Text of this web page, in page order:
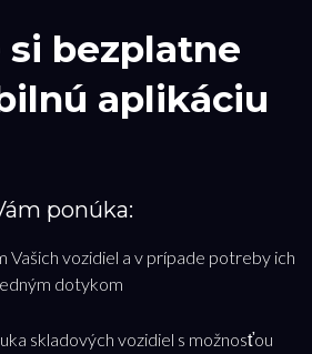
bezplatne
aplikáciu
ponúka:
Vašich vozidiel a v prípade potreby ich
dotykom
skladových vozidiel s možnosťou